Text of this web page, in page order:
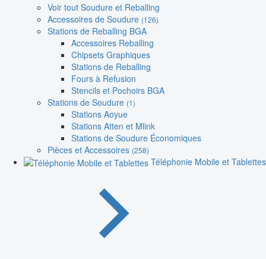
Voir tout Soudure et Reballing
Accessoires de Soudure (126)
Stations de Reballing BGA
Accessoires Reballing
Chipsets Graphiques
Stations de Reballing
Fours à Refusion
Stencils et Pochoirs BGA
Stations de Soudure (1)
Stations Aoyue
Stations Atten et Mlink
Stations de Soudure Économiques
Pièces et Accessoires (258)
Téléphonie Mobile et Tablettes